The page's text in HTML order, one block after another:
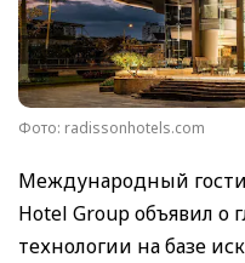
Фото: radissonhotels.com
Международный
Hotel Group объявил о
технологии на базе